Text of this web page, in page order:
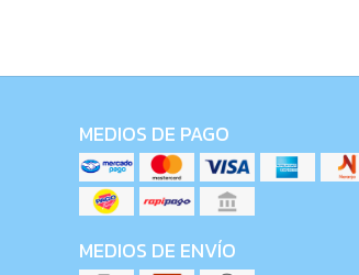
MEDIOS DE PAGO
MEDIOS DE ENVÍO